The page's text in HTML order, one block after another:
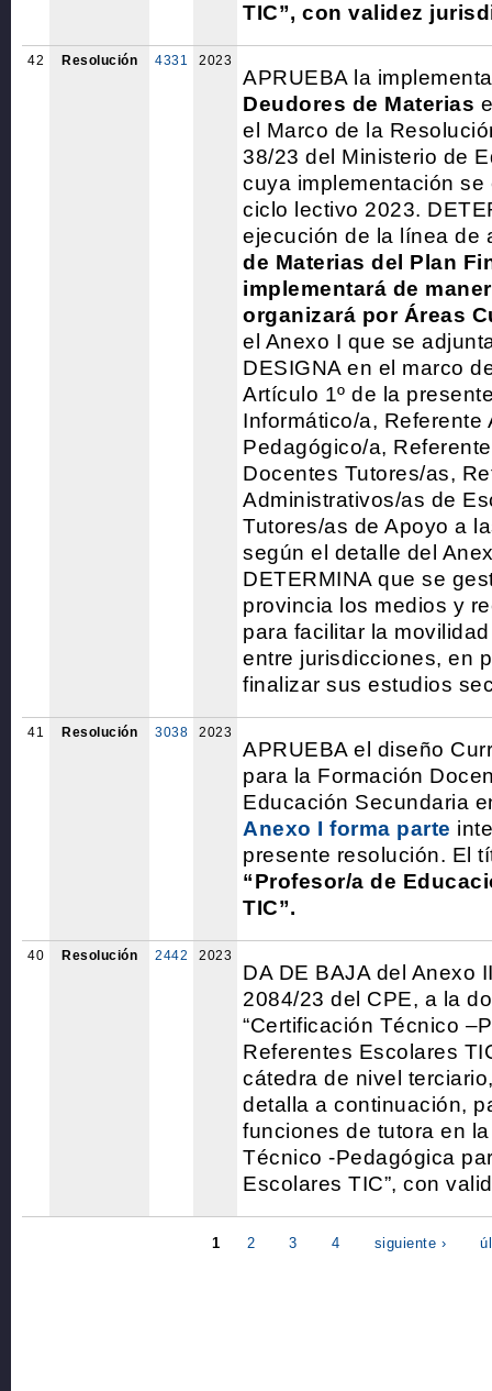
TIC”, con validez
42 Resolución 4331 2023
APRUEBA la
Deudores de Materias
el Marco de la
38/23 del Ministerio de
cuya implementación
ciclo lectivo 2023.
ejecución de la línea de
de Materias del Plan
implementará de
organizará por Áreas
el Anexo I que se
DESIGNA en el marco
Artículo 1º de la
Informático/a, Referente
Pedagógico/a,
Docentes Tutores/as,
Administrativos/as de
Tutores/as de Apoyo a
según el detalle del
DETERMINA que se
provincia los medios y
para facilitar la
entre jurisdicciones, en
finalizar sus estudios
41 Resolución 3038 2023
APRUEBA el diseño
para la Formación
Educación Secundaria
Anexo I forma parte
presente resolución. El
“Profesor/a de
TIC”.
40 Resolución 2442 2023
DA DE BAJA del Anexo
2084/23 del CPE, a la
“Certificación Técnico
Referentes Escolares
cátedra de nivel
detalla a continuación,
funciones de tutora en
Técnico -Pedagógica
Escolares TIC”, con
1 2 3 4 siguiente ›